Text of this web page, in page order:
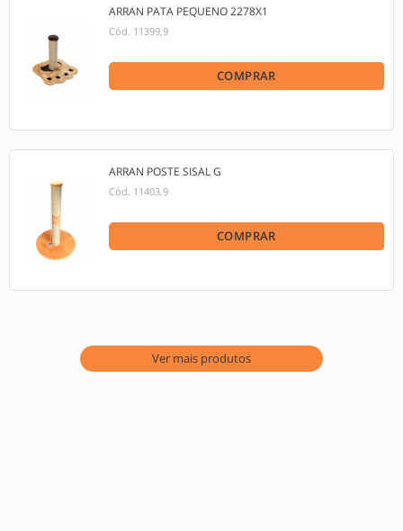
ARRAN PATA PEQUENO 2278X1
Cód. 11399,9
COMPRAR
ARRAN POSTE SISAL G
Cód. 11403,9
COMPRAR
Ver mais produtos